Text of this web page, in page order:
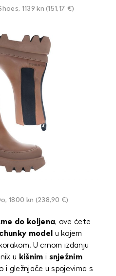
1139 kn (151,17 €)
1800 kn (238,90 €)
do koljena, ove ćete
chunky model
u kojem
U crnom izdanju
u kišnim i snježnim
i gležnjače u spojevima s